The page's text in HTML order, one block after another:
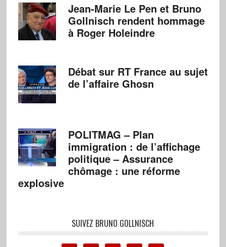
Jean-Marie Le Pen et Bruno
Gollnisch rendent hommage
à Roger Holeindre
Débat sur RT France au sujet
de l’affaire Ghosn
POLITMAG – Plan
immigration : de l’affichage
politique – Assurance
chômage : une réforme
explosive
SUIVEZ BRUNO GOLLNISCH